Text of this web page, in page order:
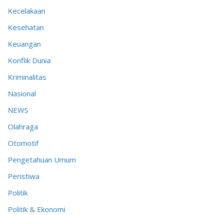
Kecelakaan
Kesehatan
Keuangan
Konflik Dunia
Kriminalitas
Nasional
NEWS
Olahraga
Otomotif
Pengetahuan Umum
Peristiwa
Politik
Politik & Ekonomi